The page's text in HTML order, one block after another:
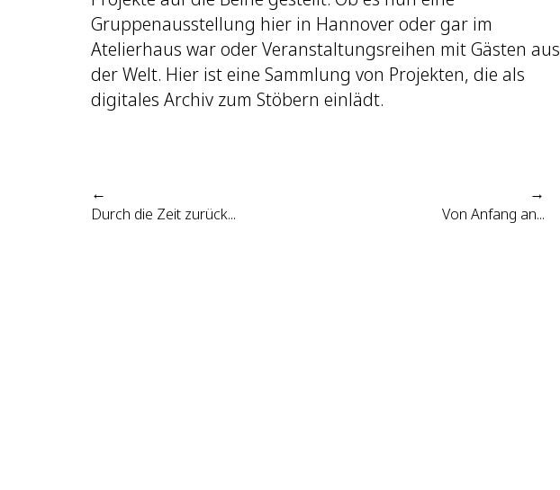
Gruppenausstellung hier in Hannover oder gar im
Atelierhaus war oder Veranstaltungsreihen mit Gästen aus
der Welt. Hier ist eine Sammlung von Projekten, die als
digitales Archiv zum Stöbern einlädt.
←
Durch die Zeit zurück...
→
Von Anfang an...